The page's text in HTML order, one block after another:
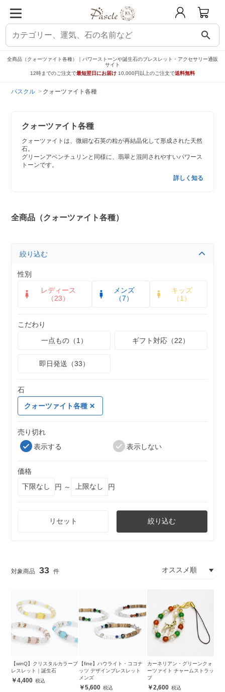
search
全商品（クォーツァイト各種）｜パワーストーンや誕生石のブレスレット・アクセサリー通販
サイト
12時までのご注文で最短翌日にお届け 10,000円以上のご注文で送料無料
パスクル クォーツァイト各種
クォーツァイト各種
クォーツァイトは、微細な石英の粒が再結晶化して形成された天然
石。
グリーンアベンチュリンと同様に、翡翠と混同されやすいパワース
トーンです。
詳しく知る
全商品（クォーツァイト各種）
絞り込む
性別
レディース
（23）
メンズ
（7）
キッズ
（1）
こだわり
一点もの（1）
ギフト対応（22）
即日発送（33）
石
クォーツァイト各種
売り切れ
表示する
表示しない
価格
円 ～
円
リセット 絞り込む
33
【winQ】クリスタルカラーブ
レスレット｜誕生石
4,400
【fine】ハウライト・ココナ
ッツ デザインブレスレット
メンズ
5,600
カーネリアン・グリーンクォ
ーツァイト チャームストラッ
プ
2,600